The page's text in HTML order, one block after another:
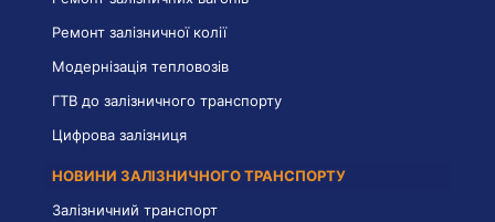
Ремонт залізничної колії
Модернізація тепловозів
ГТВ до залізничного транспорту
Цифрова залізниця
НОВИНИ ЗАЛІЗНИЧНОГО ТРАНСПОРТУ
Залізничний транспорт